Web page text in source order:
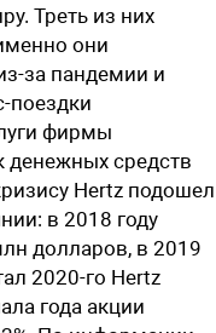
Треть из них
они
за пандемии и
поездки
фирмы
денежных средств
Hertz подошел
в 2018 году
долларов, в 2019
2020-го Hertz
года акции